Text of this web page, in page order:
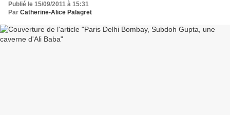
Publié le 15/09/2011 à 15:31
Par Catherine-Alice Palagret